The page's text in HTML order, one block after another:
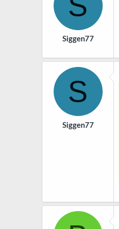
Siggen77
S
Siggen77